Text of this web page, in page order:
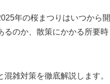
年の桜まつりはいつから開
るのか、散策にかかる所要時
雑対策を徹底解説します。